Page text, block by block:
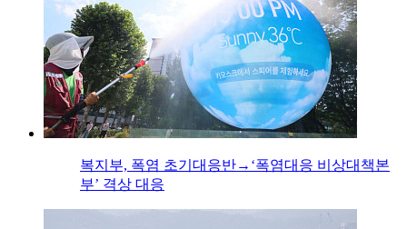
복지부, 폭염 초기대응반→‘폭염대응 비상대책본
부’ 격상 대응